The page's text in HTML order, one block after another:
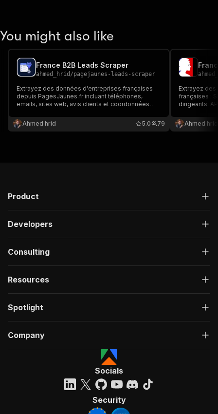
You might also like
France B2B Leads Scraper
ahmed_hrid /pagejaunes-leads-scraper
Extrayez des données d'entreprises françaises
depuis PagesJaunes.fr incluant téléphones,
emails, sites web, avis clients et coordonnées
prospection commerciale en France.
Ahmed hrid 79
5.0
Extrayez
françaises :
dirigeants.
Ahmed hrid
Product
Developers
Consulting
Resources
Spotlight
Company
Socials
Security